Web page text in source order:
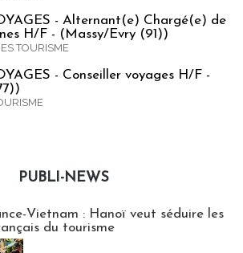
- Alternant(e) Chargé(e) de
H/F - (Massy/Evry (91))
TOURISME
- Conseiller voyages H/F -
PUBLI-NEWS
Vietnam : Hanoï veut séduire les
du tourisme